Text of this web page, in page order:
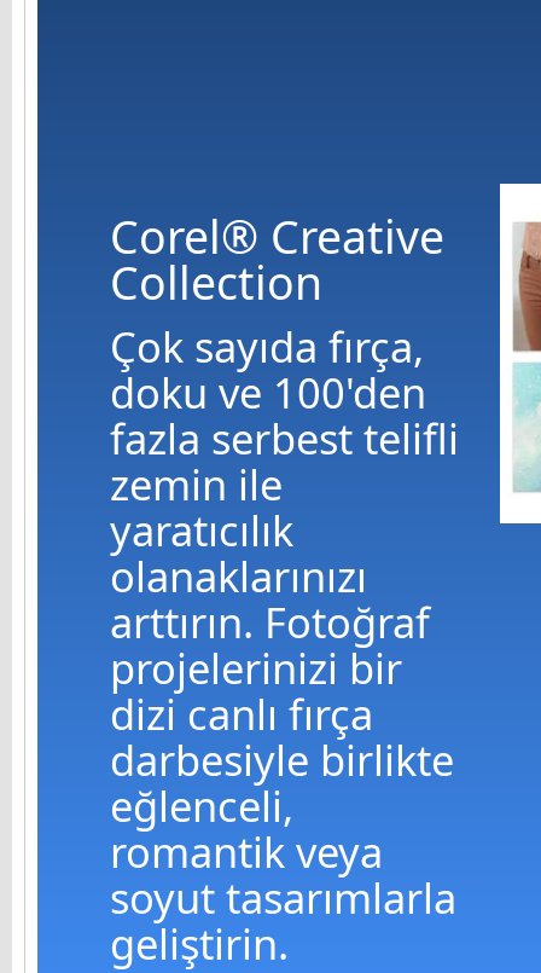
Corel® Creative
Collection
Çok sayıda fırça,
doku ve 100'den
fazla serbest telifli
zemin ile
yaratıcılık
olanaklarınızı
arttırın. Fotoğraf
projelerinizi bir
dizi canlı fırça
darbesiyle birlikte
eğlenceli,
romantik veya
soyut tasarımlarla
geliştirin.